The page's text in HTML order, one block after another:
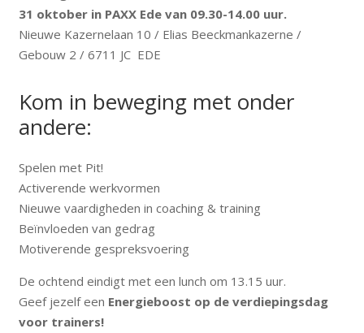
31 oktober in PAXX Ede van 09.30-14.00 uur.
Nieuwe Kazernelaan 10 / Elias Beeckmankazerne /
Gebouw 2 / 6711 JC EDE
Kom in beweging met onder
andere:
Spelen met Pit!
Activerende werkvormen
Nieuwe vaardigheden in coaching & training
Beïnvloeden van gedrag
Motiverende gespreksvoering
De ochtend eindigt met een lunch om 13.15 uur.
Geef jezelf een Energieboost op de verdiepingsdag
voor trainers!